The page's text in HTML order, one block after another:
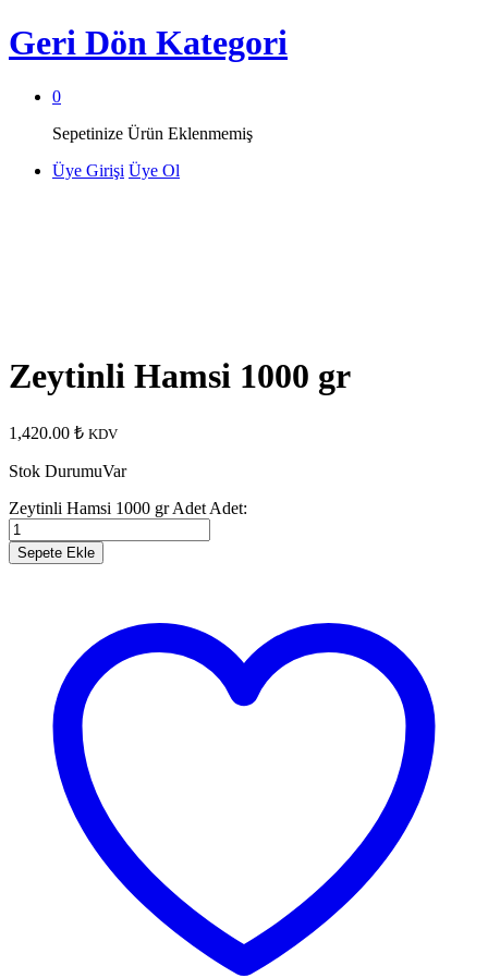
Geri Dön Kategori
0
Sepetinize Ürün Eklenmemiş
Üye Girişi Üye Ol
Zeytinli Hamsi 1000 gr
1,420.00 ₺ KDV
Stok DurumuVar
Zeytinli Hamsi 1000 gr Adet Adet:
Sepete Ekle